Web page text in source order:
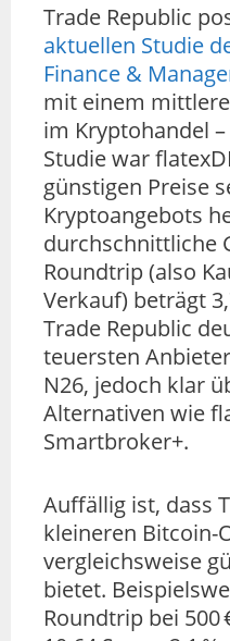
Trade Republic
aktuellen Studie
Finance &
mit einem
im Kryptohandel
Studie war
günstigen Preise
Kryptoangebots
durchschnittliche
Roundtrip (also
Verkauf) beträgt
Trade Republic
teuersten
N26, jedoch klar
Alternativen wie
Smartbroker+.
Auffällig ist, dass
kleineren Bitcoin-
vergleichsweise
bietet.
Roundtrip bei 500